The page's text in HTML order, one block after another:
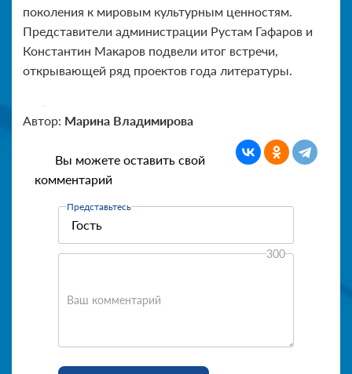
поколения к мировым культурным ценностям.
Представители администрации Рустам Гафаров и
Константин Макаров подвели итог встречи,
открывающей ряд проектов года литературы.
Автор: Марина Владимирова
Вы можете оставить свой
комментарий
Представьтесь
Ваш комментарий
300